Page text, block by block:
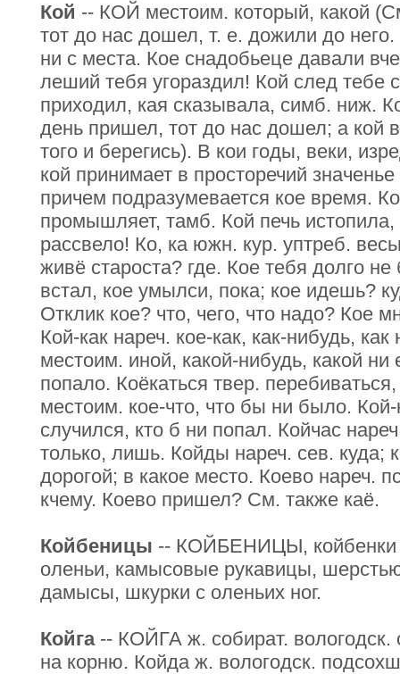
Кой -- КОЙ местоим. который, какой
тот до нас дошел, т. е. дожили до
ни с места. Кое снадобьеце давали
леший тебя угораздил! Кой след тебе
приходил, кая сказывала, симб. ниж.
день пришел, тот до нас дошел; а кой
того и берегись). В кои годы, веки,
кой принимает в просторечий
причем подразумевается кое время.
промышляет, тамб. Кой печь истопила,
рассвело! Ко, ка южн. кур. уптреб.
живё староста? где. Кое тебя долго
встал, кое умылси, пока; кое идешь?
Отклик кое? что, чего, что надо? Кое
Кой-как нареч. кое-как, как-нибудь,
местоим. иной, какой-нибудь, какой ни
попало. Коёкаться твер.
местоим. кое-что, что бы ни было. Кой-
случился, кто б ни попал. Койчас
только, лишь. Койды нареч. сев. куда;
дорогой; в какое место. Коево нареч.
кчему. Коево пришел? См. также каё.
Койбеницы -- КОЙБЕНИЦЫ, койбенки
оленьи, камысовые рукавицы,
дамысы, шкурки с оленьих ног.
Койга-- КОЙГА ж. собират. вологодск.
на корню. Койда ж. вологодск.